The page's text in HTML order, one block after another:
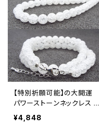
【特別祈願可能】の大開運
パワーストーンネックレス N
S_N1-17_275【お届まで3〜
14日】
¥4,848